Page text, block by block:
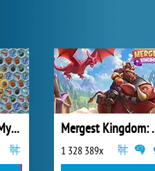
Treasures of the Mystic Sea
1 328 389x